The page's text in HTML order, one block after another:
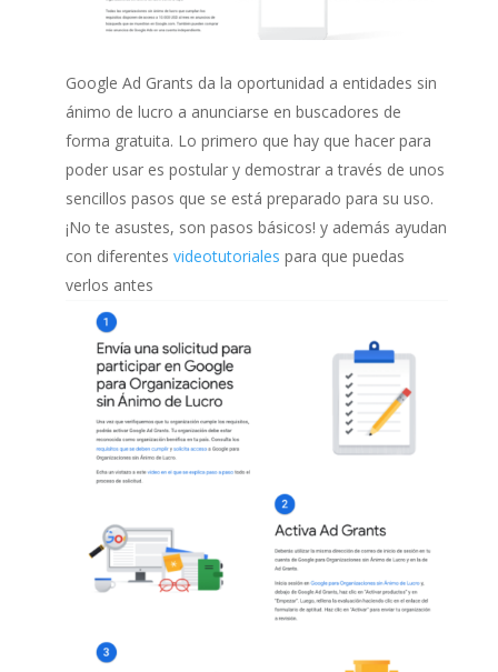
Google Ad Grants da la oportunidad a entidades sin
ánimo de lucro a anunciarse en buscadores de
forma gratuita. Lo primero que hay que hacer para
poder usar es postular y demostrar a través de unos
sencillos pasos que se está preparado para su uso.
¡No te asustes, son pasos básicos! y además ayudan
con diferentes videotutoriales para que puedas
verlos antes